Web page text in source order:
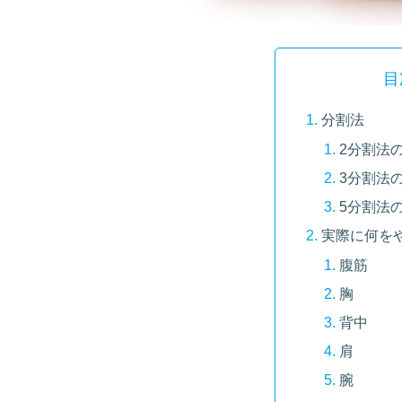
分割法
2分割法
3分割法
5分割法
実際に何を
腹筋
胸
背中
肩
腕